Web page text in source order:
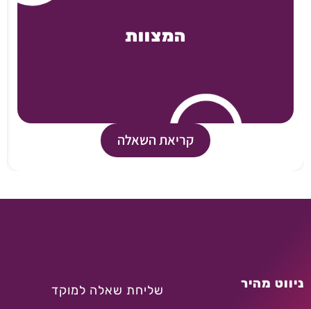
המצוות
קריאת השאלה
ניווט מהיר שליחת שאלה למוקד